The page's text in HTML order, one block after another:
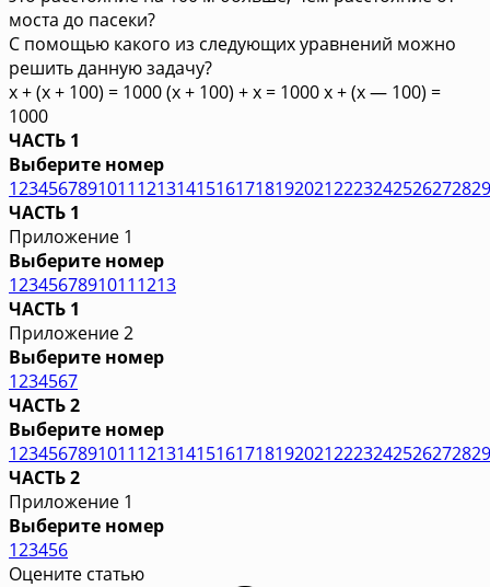
моста до пасеки?
С помощью какого из следующих уравнений можно
решить данную задачу?
х + (х + 100) = 1000 (х + 100) + х = 1000 х + (х — 100) =
1000
ЧАСТЬ 1
Выберите номер
1234567891011121314151617181920212223242526272829
ЧАСТЬ 1
Приложение 1
Выберите номер
12345678910111213
ЧАСТЬ 1
Приложение 2
Выберите номер
1234567
ЧАСТЬ 2
Выберите номер
1234567891011121314151617181920212223242526272829
ЧАСТЬ 2
Приложение 1
Выберите номер
123456
Оцените статью